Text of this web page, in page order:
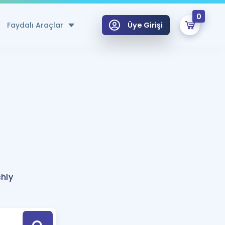
Faydalı Araçlar
Hesaplama Aracı
için Öneriler
Tek Takvimde
Üye Girişi
0
Hoca ile seni sınava hazırlayacak onlarca eğitim seni bekliyor!